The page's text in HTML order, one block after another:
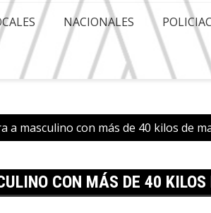
NACIONALES
a masculino con más de 40 kilos de
CON MÁS DE 40